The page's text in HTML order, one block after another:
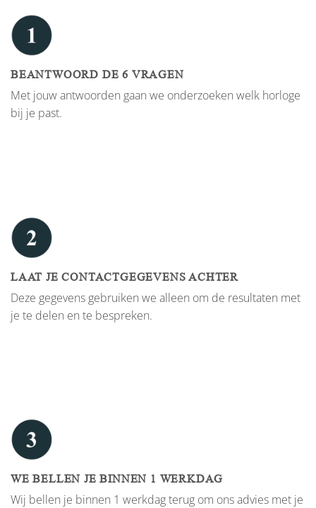
BEANTWOORD DE 6 VRAGEN
Met jouw antwoorden gaan we onderzoeken welk horloge
bij je past.
LAAT JE CONTACTGEGEVENS ACHTER
Deze gegevens gebruiken we alleen om de resultaten met
je te delen en te bespreken.
WE BELLEN JE BINNEN 1 WERKDAG
Wij bellen je binnen 1 werkdag terug om ons advies met je